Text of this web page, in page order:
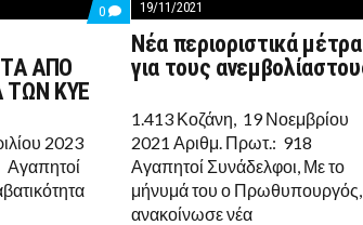
0 COMMENTS
ON
ΣΥΝΕΧΙΖΕΤΑΙ
ΠΑΡΑΒΑΤΙΚΟΤΗΤΑ
ΚΑΤΑ
ΑΠΟ
ΤΩΝ ΚΥΕ
2023
19/11/2021
Νέα περιοριστικά μέτρα
για τους
1.413 Κοζάνη, 19 Νοεμβρίου
2021 Αριθμ. Πρωτ.: 918
Αγαπητοί Συνάδελφοι, Με το
μήνυμά του ο Πρωθυπουργός,
ανακοίνωσε νέα